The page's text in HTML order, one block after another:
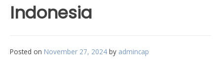
Indonesia
Posted on November 27, 2024 by admincap